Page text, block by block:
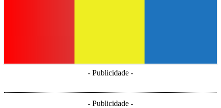
- Publicidade -
- Publicidade -